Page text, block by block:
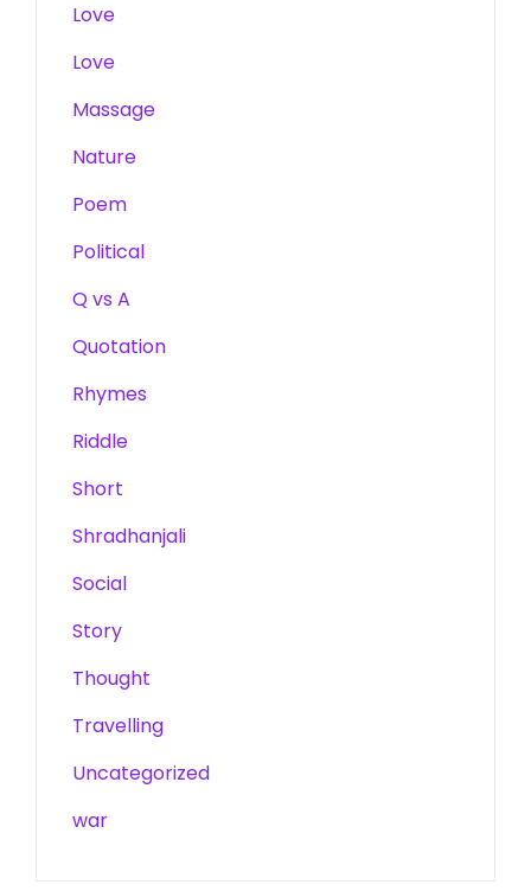
Love
Love
Massage
Nature
Poem
Political
Q vs A
Quotation
Rhymes
Riddle
Short
Shradhanjali
Social
Story
Thought
Travelling
Uncategorized
war